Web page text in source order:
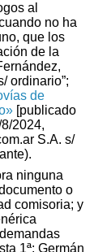
al
no ha
que los
de la
ordinario”;
de
[publicado
2024,
S.A. s/
ninguna
o
comisoria; y
1ª; Germán